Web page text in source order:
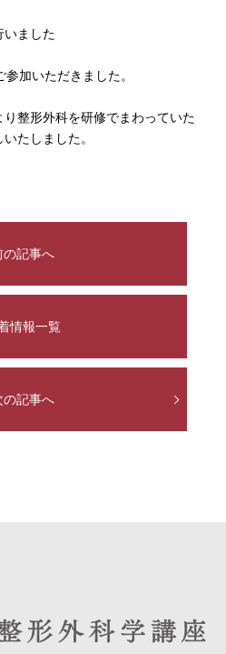
いました
加いただきました。
整形外科を研修でまわっていた
たしました。
の記事へ
情報一覧
の記事へ